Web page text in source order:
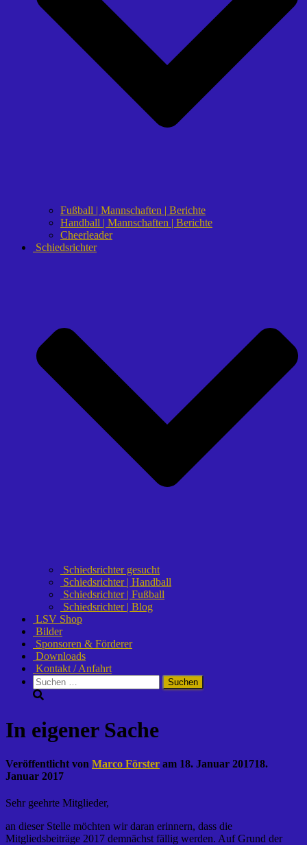
Fußball | Mannschaften | Berichte
Handball | Mannschaften | Berichte
Cheerleader
Schiedsrichter
Schiedsrichter gesucht
Schiedsrichter | Handball
Schiedsrichter | Fußball
Schiedsrichter | Blog
LSV Shop
Bilder
Sponsoren & Förderer
Downloads
Kontakt / Anfahrt
Suchen
nach:
In eigener Sache
Veröffentlicht von Marco Förster am 18. Januar 201718.
Januar 2017
Sehr geehrte Mitglieder,
an dieser Stelle möchten wir daran erinnern, dass die
Mitgliedsbeiträge 2017 demnächst fällig werden. Auf Grund der